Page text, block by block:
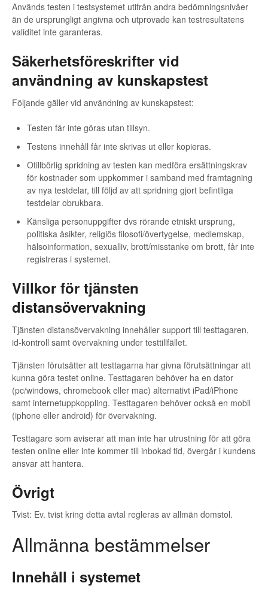
Används testen i testsystemet utifrån andra bedömningsnivåer
än de ursprungligt angivna och utprovade kan testresultatens
validitet inte garanteras.
Säkerhetsföreskrifter vid
användning av kunskapstest
Följande gäller vid användning av kunskapstest:
Testen får inte göras utan tillsyn.
Testens innehåll får inte skrivas ut eller kopieras.
Otillbörlig spridning av testen kan medföra ersättningskrav
för kostnader som uppkommer i samband med framtagning
av nya testdelar, till följd av att spridning gjort befintliga
testdelar obrukbara.
Känsliga personuppgifter dvs rörande etniskt ursprung,
politiska åsikter, religiös filosofi/övertygelse, medlemskap,
hälsoinformation, sexualliv, brott/misstanke om brott, får inte
registreras i systemet.
Villkor för tjänsten
distansövervakning
Tjänsten distansövervakning innehåller support till testtagaren,
id-kontroll samt övervakning under testtillfället.
Tjänsten förutsätter att testtagarna har givna förutsättningar att
kunna göra testet online. Testtagaren behöver ha en dator
(pc/windows, chromebook eller mac) alternativt iPad/iPhone
samt internetuppkoppling. Testtagaren behöver också en mobil
(iphone eller android) för övervakning.
Testtagare som aviserar att man inte har utrustning för att göra
testen online eller inte kommer till inbokad tid, övergår i kundens
ansvar att hantera.
Övrigt
Tvist: Ev. tvist kring detta avtal regleras av allmän domstol.
Allmänna bestämmelser
Innehåll i systemet